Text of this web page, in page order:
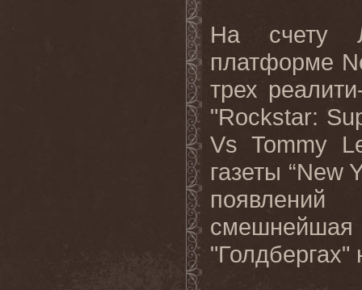
На счету
платформе
трех
"Rockstar:
Vs Tommy
газеты “New